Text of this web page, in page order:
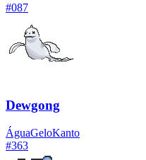
#087
Dewgong
ÁguaGeloKanto
#363